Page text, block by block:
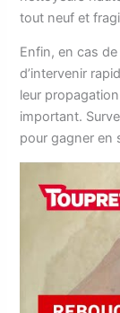
tout neuf et
Enfin, en cas
d’intervenir
leur
important.
pour gagner en